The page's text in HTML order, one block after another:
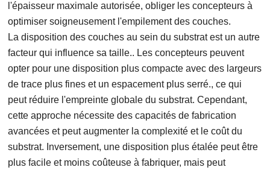
l'épaisseur maximale autorisée, obliger les concepteurs à
optimiser soigneusement l'empilement des couches.
La disposition des couches au sein du substrat est un autre
facteur qui influence sa taille.. Les concepteurs peuvent
opter pour une disposition plus compacte avec des largeurs
de trace plus fines et un espacement plus serré., ce qui
peut réduire l'empreinte globale du substrat. Cependant,
cette approche nécessite des capacités de fabrication
avancées et peut augmenter la complexité et le coût du
substrat. Inversement, une disposition plus étalée peut être
plus facile et moins coûteuse à fabriquer, mais peut